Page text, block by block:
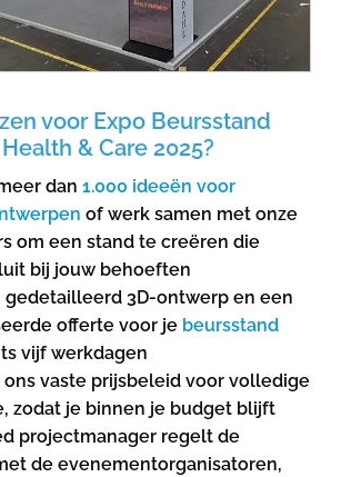
voor Expo Beursstand
& Care 2025?
dan 1.000 ideeën voor
of werk samen met onze
om een stand te creëren die
bij jouw behoeften
gedetailleerd 3D-ontwerp en een
offerte voor je beursstand
vijf werkdagen
ons vaste prijsbeleid voor volledige
zodat je binnen je budget blijft
projectmanager regelt de
de evenementorganisatoren,